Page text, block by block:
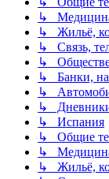
↳
↳ Жильё,
↳ Связь,
↳
↳ Банки,
↳
↳
↳ Испания
↳ Общие
↳
↳ Жильё,